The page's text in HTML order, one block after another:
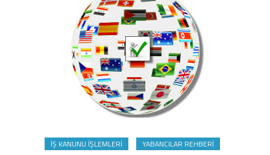
İŞ KANUNU İŞLEMLERI YABANCILAR REHBERI